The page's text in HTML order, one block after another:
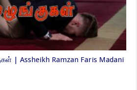
| Assheikh Ramzan Faris Madani